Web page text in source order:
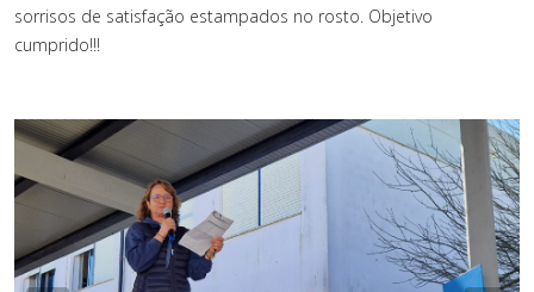
sorrisos de satisfação estampados no rosto. Objetivo
cumprido!!!